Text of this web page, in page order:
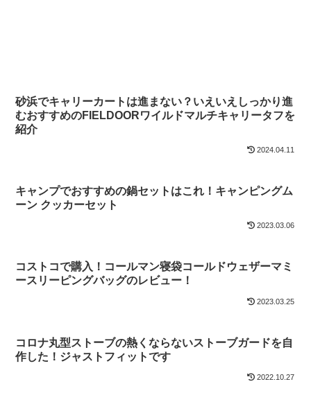
砂浜でキャリーカートは進まない？いえいえしっかり進
むおすすめのFIELDOORワイルドマルチキャリータフを
紹介
2024.04.11
キャンプでおすすめの鍋セットはこれ！キャンピングム
ーン クッカーセット
2023.03.06
コストコで購入！コールマン寝袋コールドウェザーマミ
ースリーピングバッグのレビュー！
2023.03.25
コロナ丸型ストーブの熱くならないストーブガードを自
作した！ジャストフィットです
2022.10.27